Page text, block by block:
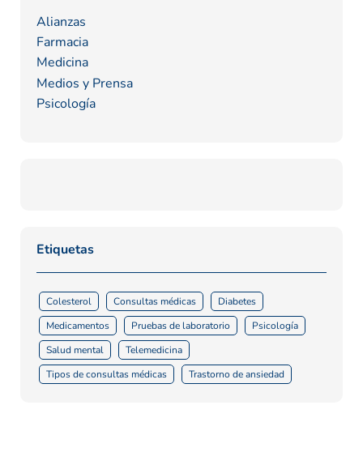
Alianzas
Farmacia
Medicina
Medios y Prensa
Psicología
Etiquetas
Colesterol Consultas médicas
Diabetes
Medicamentos
Pruebas de laboratorio
Psicología
Salud mental
Telemedicina
Tipos de consultas médicas
Trastorno de ansiedad